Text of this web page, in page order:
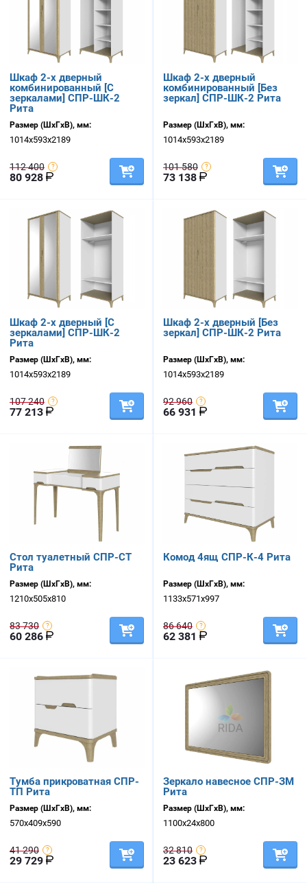
Шкаф 2-х дверный
комбинированный [С
зеркалами] СПР-ШК-2
Рита
Размер (ШхГхВ), мм:
1014х593х2189
112 400
80 928
Шкаф 2-х дверный
комбинированный [Без
зеркал] СПР-ШК-2 Рита
Размер (ШхГхВ), мм:
1014х593х2189
101 580
73 138
Шкаф 2-х дверный [С
зеркалами] СПР-ШК-2
Рита
Размер (ШхГхВ), мм:
1014х593х2189
107 240
77 213
Шкаф 2-х дверный [Без
зеркал] СПР-ШК-2 Рита
Размер (ШхГхВ), мм:
1014х593х2189
92 960
66 931
Стол туалетный СПР-СТ
Рита
Размер (ШхГхВ), мм:
1210х505х810
83 730
60 286
Комод 4ящ СПР-К-4 Рита
Размер (ШхГхВ), мм:
1133х571х997
86 640
62 381
Тумба прикроватная СПР-
ТП Рита
Размер (ШхГхВ), мм:
570х409х590
41 290
29 729
Зеркало навесное СПР-ЗМ
Рита
Размер (ШхГхВ), мм:
1100х24х800
32 810
23 623